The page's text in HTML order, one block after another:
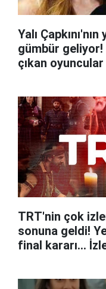
Yalı
gümbür geliyor!
çıkan
TRT'nin çok
sonuna geldi!
final kararı...